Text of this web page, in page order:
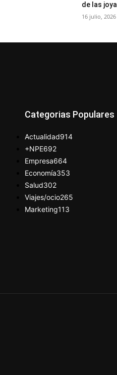
de las joya
16 julio, 2026
Categorias Populares
Actualidad914
+NPE692
Empresa664
Economía353
Salud302
Viajes/ocio265
Marketing113